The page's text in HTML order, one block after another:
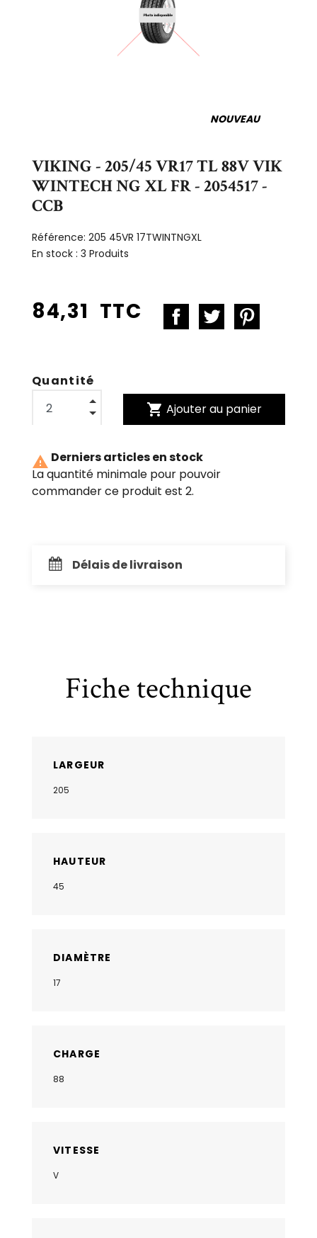
NOUVEAU
VIKING - 205/45 VR17 TL 88V VIK
WINTECH NG XL FR - 2054517 -
CCB
Référence: 205 45VR 17TWINTNGXL
En stock : 3 Produits
84,31 TTC
Quantité
shopping_cart Ajouter au panier
 Derniers articles en stock
La quantité minimale pour pouvoir
commander ce produit est 2.
Délais de livraison
Fiche technique
LARGEUR
205
HAUTEUR
45
DIAMÈTRE
17
CHARGE
88
VITESSE
V